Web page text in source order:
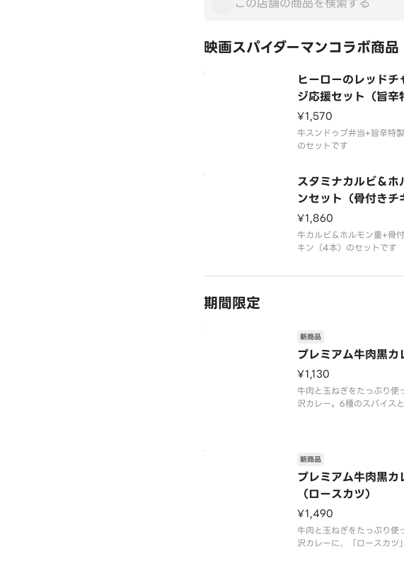
映画スパイダーマンコラボ商品
ヒーローのレッドチ
ジ応援セット（旨辛
豚汁）
¥1,570
牛スンドゥブ弁当+旨辛特
のセットです
スタミナカルビ＆ホ
ンセット（骨付きチ
（4本））
¥1,860
牛カルビ＆ホルモン重+骨
キン（4本）のセットです
期間限定
プレミアム牛肉黒カ
新商品
¥1,130
牛肉と玉ねぎをたっぷり使
沢カレー。6種のスパイス
と、隠し味にチーズや北海
クリームを使うことで深い
まろやかさにこだわりまし
た、付属の「辛旨カレース
プレミアム牛肉黒カ
（ロースカツ）
新商品
¥1,490
牛肉と玉ねぎをたっぷり使
沢カレーに、「ロースカツ